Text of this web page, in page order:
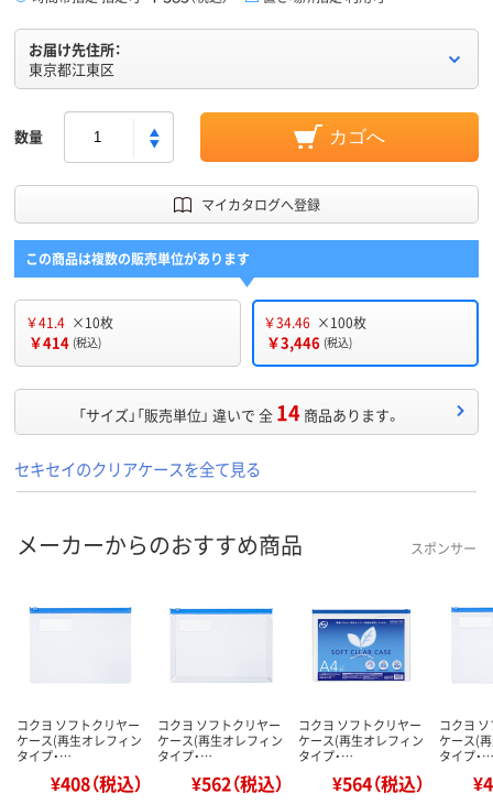
お届け先住所：
東京都江東区
数量 カゴへ
マイカタログへ登録
この商品は複数の販売単位があります
￥41.4 ×10枚
￥414 (税込)
￥34.46 ×100枚
￥3,446 (税込)
「サイズ」「販売単位」 違いで 全 14 商品あります。
セキセイのクリアケースを全て見る
メーカーからのおすすめ商品 スポンサー
コクヨ ソフトクリヤー
ケース(再生オレフィン
タイプ・…
¥408（税込）
コクヨ ソフトクリヤー
ケース(再生オレフィン
タイプ・…
¥562（税込）
コクヨ ソフトクリヤー
ケース(再生オレフィン
タイプ・…
¥564（税込）
コクヨ
ケース(
タイプ・…